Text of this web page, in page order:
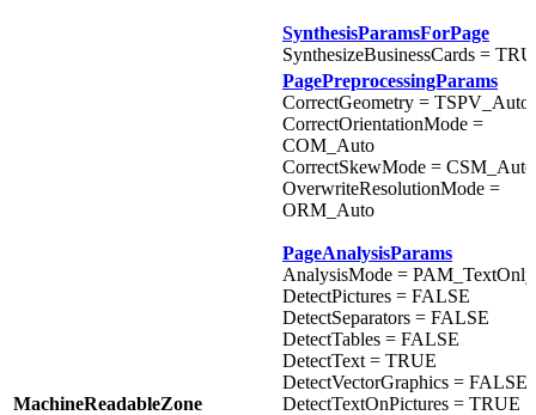
SynthesisParamsForPage
SynthesizeBusinessCards =
MachineReadableZone
PagePreprocessingParams
CorrectGeometry = TSPV_Auto
CorrectOrientationMode =
COM_Auto
CorrectSkewMode = CSM_Auto
OverwriteResolutionMode =
ORM_Auto
PageAnalysisParams
AnalysisMode = PAM_TextOnly
DetectPictures = FALSE
DetectSeparators = FALSE
DetectTables = FALSE
DetectText = TRUE
DetectVectorGraphics = FALSE
DetectTextOnPictures = TRUE